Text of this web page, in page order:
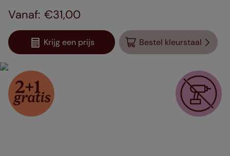
€31,00
Krijg een prijs Bestel kleurstaal